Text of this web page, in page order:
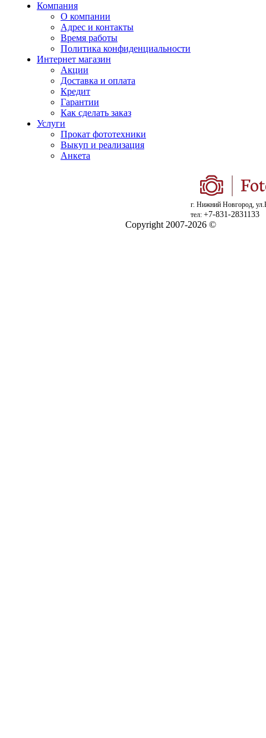
Компания
О компании
Адрес и контакты
Время работы
Политика конфиденциальности
Интернет магазин
Акции
Доставка и оплата
Кредит
Гарантии
Как сделать заказ
Услуги
Прокат фототехники
Выкуп и реализация
Анкета
г. Нижний Новгород,
тел: +7-831-2831133
Copyright 2007-2026 ©